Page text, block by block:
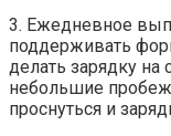
3. Ежедневное
поддерживать
делать зарядку
небольшие
проснуться и